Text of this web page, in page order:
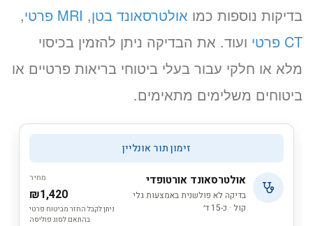
בדיקות נוספות כמו אולטרסאונד בטן, MRI פרטי
,
CT פרטי
ועוד. את הבדיקה ניתן להזמין בכיסוי
מלא או חלקי עבור בעלי ביטוחי בריאות פרטיים או
ביטוחים משלימים מתאימים.